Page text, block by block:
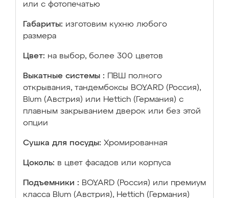
или с фотопечатью
Габариты: изготовим кухню любого
размера
Цвет: на выбор, более 300 цветов
Выкатные системы :
ПВШ полного
открывания, тандембоксы BOYARD (Россия),
Blum (Австрия) или Hettich (Германия) с
плавным закрыванием дверок или без этой
опции
Сушка для посуды: Хромированная
Цоколь: в цвет фасадов или корпуса
Подъемники : BOYARD (Россия) или премиум
класса Blum (Австрия), Hettich (Германия)